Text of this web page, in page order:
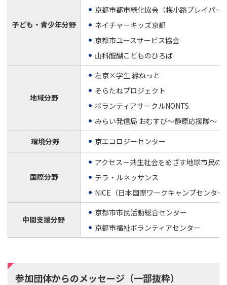
子ども・青少年分野
京都市都市緑化協会（梅小路プレイパー
ネイチャーキッズ京都
京都市ユースサービス協会
山科醍醐こどものひろば
地域分野
左京×学生 縁ねっと
そらたねプロジェクト
ボランティアサークルNONTS
みらい発信局 おむすび～静原応援隊～
環境分野
京エコロジーセンター
国際分野
アクセス－共生社会をめざす地球市民の
テラ・ルネッサンス
NICE（日本国際ワークキャンプセンタ
中間支援分野
京都市市民活動総合センター
京都市福祉ボランティアセンター
参加団体からのメッセージ（一部抜粋）